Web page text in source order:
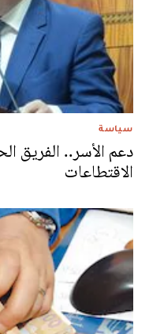
سياسة
دعم الأسر.. الفريق
الاقتطاعات